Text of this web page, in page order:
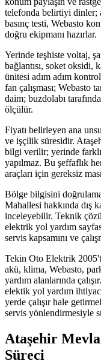
telefonda belirtiyi dinler;
basınç testi, Webasto
doğru ekipmanı hazırlar.
Yerinde teşhiste voltaj,
bağlantısı, soket
ünitesi adım adım
fan çalışması; Webasto
daim; buzdolabı
ölçülür.
Fiyatı belirleyen ana
ve işçilik süresidir.
bilgi verilir; yerinde farklı
yapılmaz. Bu şeffaflık
araçları için gereksiz
Bölge bilgisini
Mahallesi hakkında dış
inceleyebilir. Teknik
elektrik yol yardım
servis kapsamını ve
Tekin Oto Elektrik
akü, klima, Webasto,
yardım alanlarında
elektik yol yardım
yerde çalışır hale
servis yönlendirmesiyle
Ataşehir
Süreci